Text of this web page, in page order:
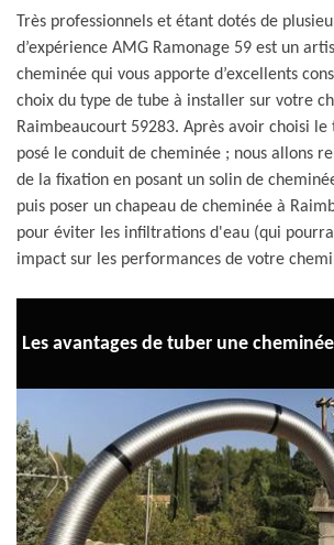
Très professionnels et étant dotés de
d’expérience AMG Ramonage 59 est un
cheminée qui vous apporte d’excellents
choix du type de tube à installer sur votre
Raimbeaucourt 59283. Après avoir choisi
posé le conduit de cheminée ; nous allons
de la fixation en posant un solin de
puis poser un chapeau de cheminée à
pour éviter les infiltrations d'eau (qui
impact sur les performances de votre
Les avantages de tuber une cheminée